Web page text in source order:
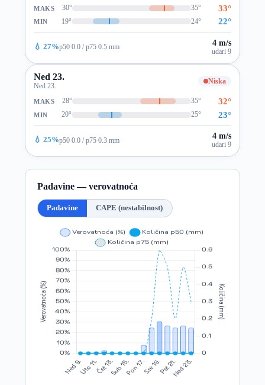
MAKS 30° 35° 33°
MIN 19° 24° 22°
💧 27%p50 0.0 / p75 0.5 mm 4 m/s
udari 9
Ned 23.
Ned 23.
Niska
MAKS 28° 35° 32°
MIN 20° 25° 23°
💧 25%p50 0.0 / p75 0.3 mm 4 m/s
udari 9
Padavine — verovatnoća
Padavine CAPE (nestabilnost)